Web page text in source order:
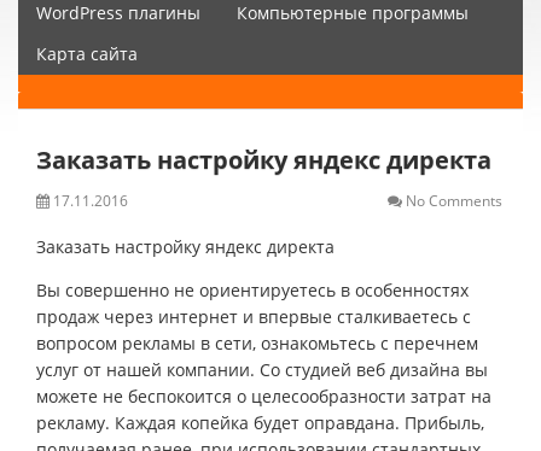
WordPress плагины
Компьютерные программы
Карта сайта
Заказать настройку яндекс директа
17.11.2016 No Comments
Заказать настройку яндекс директа
Вы совершенно не ориентируетесь в особенностях
продаж через интернет и впервые сталкиваетесь с
вопросом рекламы в сети, ознакомьтесь с перечнем
услуг от нашей компании. Со студией веб дизайна вы
можете не беспокоится о целесообразности затрат на
рекламу. Каждая копейка будет оправдана. Прибыль,